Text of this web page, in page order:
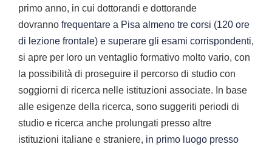
primo anno, in cui dottorandi e dottorande
dovranno frequentare a Pisa almeno tre corsi (120 ore
di lezione frontale) e superare gli esami corrispondenti,
si apre per loro un ventaglio formativo molto vario, con
la possibilità di proseguire il percorso di studio con
soggiorni di ricerca nelle istituzioni associate. In base
alle esigenze della ricerca, sono suggeriti periodi di
studio e ricerca anche prolungati presso altre
istituzioni italiane e straniere, in primo luogo presso